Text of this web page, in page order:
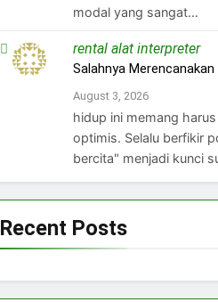
modal yang sangat…
rental alat interpreteron
Salahnya Merencanakan
August 3, 2026
hidup ini memang
optimis. Selalu berfikir
bercita" menjadi kunci
Recent Posts